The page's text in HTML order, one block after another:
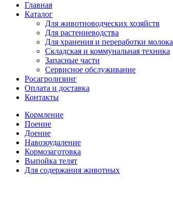
Главная
Каталог
Для животноводческих хозяйств
Для растениеводства
Для хранения и переработки молока
Складская и коммунальная техника
Запасные части
Cервисное обслуживание
Росагролизинг
Оплата и доставка
Контакты
Кормление
Поение
Доение
Навозоудаление
Кормозаготовка
Выпойка телят
Для содержания животных